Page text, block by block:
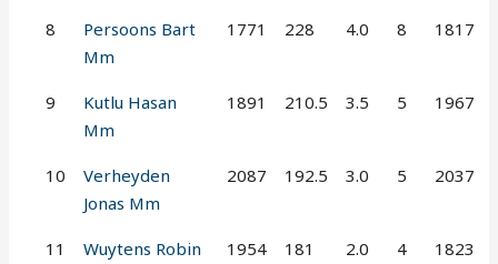
8
Persoons Bart
Mm
1771 228 4.0 8 1817
9
Kutlu Hasan
Mm
1891 210.5 3.5 5 1967
10
Verheyden
Jonas Mm
2087 192.5 3.0 5 2037
11
Wuytens Robin
1954 181 2.0 4 1823